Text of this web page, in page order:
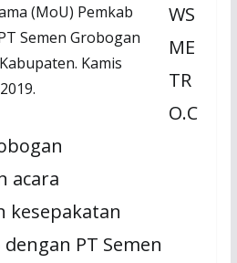
(MoU) Pemkab
Semen Grobogan
Kamis
WS
ME
TR
O.C
acara
kesepakatan
PT Semen